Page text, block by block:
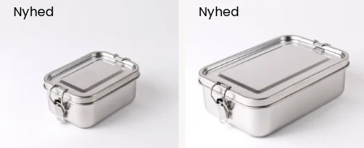
Nyhed Nyhed